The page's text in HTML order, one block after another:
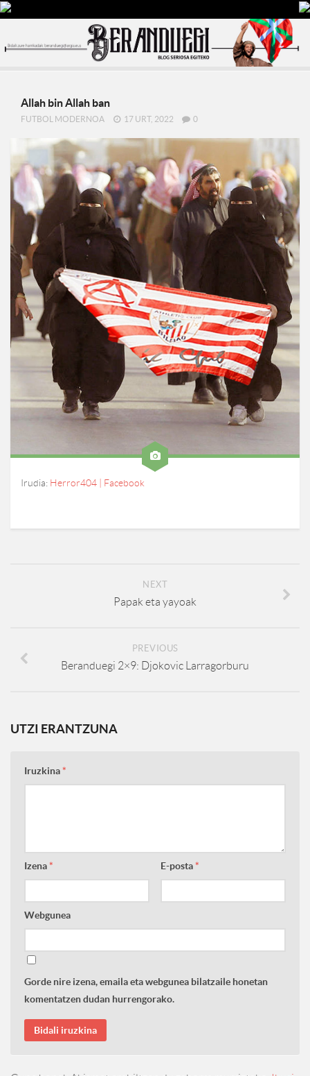
Allah bin Allah ban
FUTBOL MODERNOA 17 URT, 2022 0
Irudia: Herror404 | Facebook
NEXT
Papak eta yayoak
PREVIOUS
Beranduegi 2×9: Djokovic Larragorburu
UTZI ERANTZUNA
Iruzkina*
Izena* E-posta*
Webgunea
Gorde nire izena, emaila eta webgunea bilatzaile honetan
komentatzen dudan hurrengorako.